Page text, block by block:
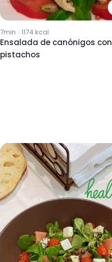
7min · 1174 kcal
Ensalada de canónigos con
pistachos